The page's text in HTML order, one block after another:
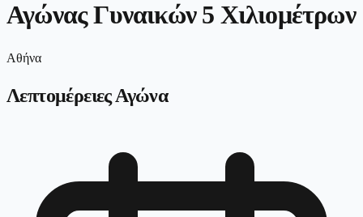
Αγώνας Γυναικών 5 Χιλιομέτρων
Αθήνα
Λεπτομέρειες Αγώνα